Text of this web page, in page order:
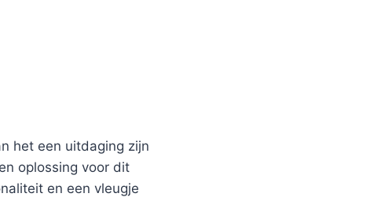
het een uitdaging zijn
oplossing voor dit
en een vleugje